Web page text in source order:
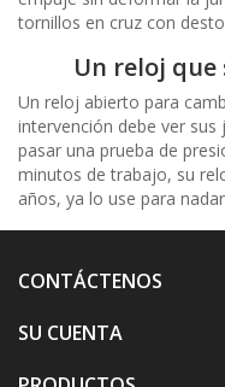
tornillos en cruz con
Un reloj
Un reloj abierto para
intervención debe ver
pasar una prueba de
minutos de trabajo, su
años, ya lo use para
CONTÁCTENOS
SU CUENTA